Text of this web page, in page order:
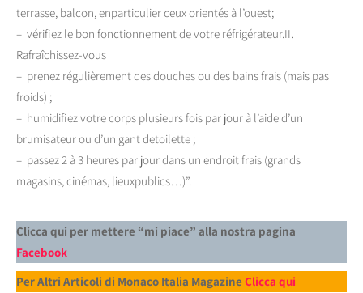
terrasse, balcon, enparticulier ceux orientés à l’ouest;
– vérifiez le bon fonctionnement de votre réfrigérateur.II.
Rafraîchissez-vous
– prenez régulièrement des douches ou des bains frais (mais pas
froids) ;
– humidifiez votre corps plusieurs fois par jour à l’aide d’un
brumisateur ou d’un gant detoilette ;
– passez 2 à 3 heures par jour dans un endroit frais (grands
magasins, cinémas, lieuxpublics…)”.
Clicca qui per mettere “mi piace” alla nostra pagina
Facebook
Per Altri Articoli di Monaco Italia Magazine Clicca qui